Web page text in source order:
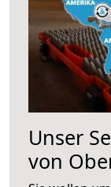
Unser
von